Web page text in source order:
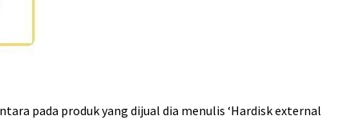
pada produk yang dijual dia menulis ‘Hardisk external